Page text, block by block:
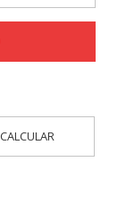
CALCULAR